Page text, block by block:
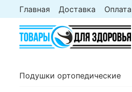
Главная Доставка Оплата
Подушки ортопедические